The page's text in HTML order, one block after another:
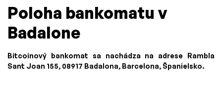
Poloha bankomatu v
Badalone
Bitcoinový bankomat sa nachádza na adrese Rambla
Sant Joan 155, 08917 Badalona, Barcelona, Španielsko.